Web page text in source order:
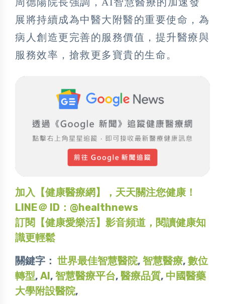
展將持續成為中醫大附醫的重要使命，為
病人創造更完善的服務價值，提升醫療與
服務效率，搶救更多寶貴的生命。
加入【健康醫療網】，天天關注您健康！
LINE＠ ID：@healthnews
訂閱【健康愛樂活】影音頻道，閱讀健康知
識更輕鬆
關鍵字： 世界最佳智慧醫院, 智慧醫療, 數位
轉型, AI, 智慧醫療平台, 醫療品質, 中國醫藥
大學附設醫院,